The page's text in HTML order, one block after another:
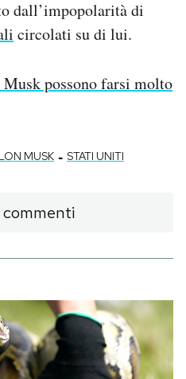
dall’impopolarità di
circolati su di lui.
Musk possono farsi molto
MUSK - STATI UNITI